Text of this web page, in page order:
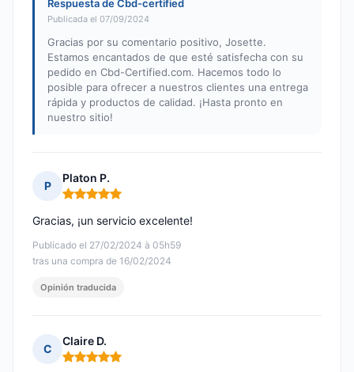
Respuesta de Cbd-certified
Publicada el 07/09/2024
Gracias por su comentario positivo, Josette.
Estamos encantados de que esté satisfecha con su
pedido en Cbd-Certified.com. Hacemos todo lo
posible para ofrecer a nuestros clientes una entrega
rápida y productos de calidad. ¡Hasta pronto en
nuestro sitio!
P
Platon P.
Nota: 5 de 5
Publicado el 27/02/2024 à 05h59
tras una compra de 16/02/2024
Gracias, ¡un servicio excelente!
Opinión traducida
C
Claire D.
Nota: 5 de 5